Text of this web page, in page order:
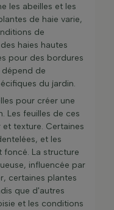
les abeilles et les
de haie varie,
de
haies hautes
pour des bordures
dépend de
du jardin.
pour créer une
Les feuilles de ces
texture. Certaines
et les
foncé. La structure
influencée par
certaines plantes
que d'autres
et les conditions